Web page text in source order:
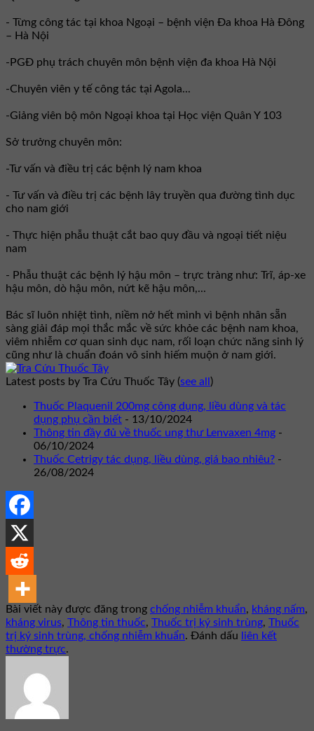
- Từng công tác tại khoa Ngoại – bệnh viện Đa khoa Hà Đông
– Hà Nội
-PGĐ phụ trách chuyên môn bệnh viện đa khoa Hà Nội
-Chuyên viên y tế công tác tại Agola...
-Giảng viên bộ môn Ngoại khoa tại Học viện Quân Y 103
Sở trưởng chuyên môn:
-Tư vấn và điều trị các bệnh lý nam khoa
- Tư vấn và điều trị các bệnh lây truyền qua đường tình dục
cho nam giới
- Thực hiện phẫu thuật cắt bao quy đầu và ngoại tiết niệu
nam
- Phẫu thuật các bệnh lý hậu môn – trực tràng như: Trĩ, áp-xe
hậu môn, dò hậu môn, nứt kẽ hậu môn,...
Bác sĩ luôn nhiệt tình, niềm nở hết mình vì bệnh nhân sẵn
sàng giải đáp mọi thắc mắc về sức khỏe các bệnh nam khoa,
viêm nhiễm cơ quan sinh dục nam, rối loạn chức năng sinh lý
cũng như là chuẩn đoán vô sinh hiếm muộn ở nam giới.
Latest posts by Tra Cứu Thuốc Tây (see all )
Thuốc Plaquenil 200mg công dụng, liều dùng và tác
dụng phụ cần biết - 13/10/2024
Thông tin đầy đủ về thuốc ung thư Lenvaxen 4mg -
06/10/2024
Thuốc Cetrigy tác dụng, liều dùng, giá bao nhiêu? -
26/08/2024
Bài viết này được đăng trong chống nhiễm khuẩn, kháng nấm,
kháng virus, Thông tin thuốc, Thuốc trị ký sinh trùng, Thuốc
trị ký sinh trùng, chống nhiễm khuẩn. Đánh dấu
liên kết
thường trực.